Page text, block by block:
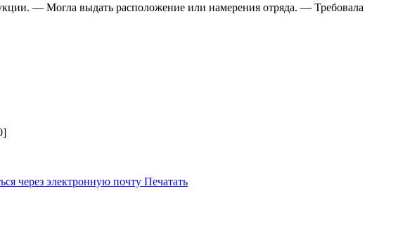
— Могла выдать расположение или намерения отряда. — Требовала
]
через электронную почту Печатать